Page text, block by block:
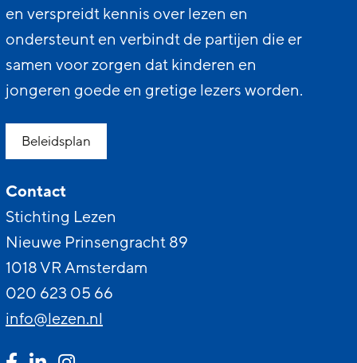
en verspreidt kennis over lezen en
ondersteunt en verbindt de partijen die er
samen voor zorgen dat kinderen en
jongeren goede en gretige lezers worden.
Beleidsplan
Contact
Stichting Lezen
Nieuwe Prinsengracht 89
1018 VR Amsterdam
020 623 05 66
info@lezen.nl